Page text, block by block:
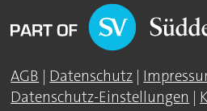
AGB Datenschutz
Datenschutz-Einstellungen